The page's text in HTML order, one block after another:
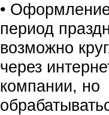
•
период
возможно
через
компании, но